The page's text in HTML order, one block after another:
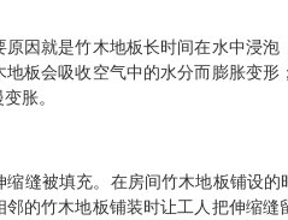
就是竹木地板长时间在水中浸泡
板会吸收空气中的水分而膨胀变
胀。
被填充。在房间竹木地板铺设的
的竹木地板铺装时让工人把伸缩